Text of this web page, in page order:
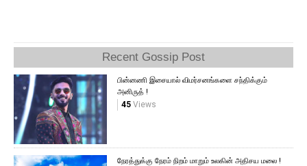
Recent Gossip Post
பின்னணி இசையால் விமர்சனங்களை சந்திக்கும்
அனிருத் !
45Views
நேரத்துக்கு நேரம் நிறம் மாறும் உலகின் அதிசய மலை !